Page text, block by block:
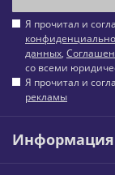
Я прочитал и
данных,
со всеми
Я прочитал и
рекламы
Информация